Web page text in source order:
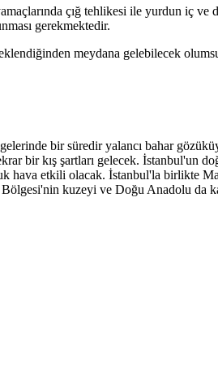
çığ tehlikesi ile yurdun iç ve
gerekmektedir.
meydana gelebilecek
bir süredir yalancı bahar
bir kış şartları gelecek. İstanbul'un
hava etkili olacak. İstanbul'la birlikte
kuzeyi ve Doğu Anadolu da